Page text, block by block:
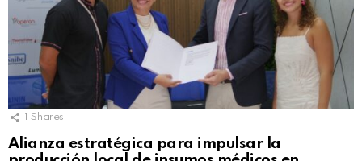
1 Shares
Alianza estratégica para impulsar la